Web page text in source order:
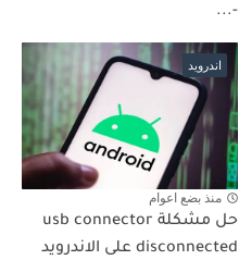
-...
اندرويد
منذ بضع اعوام
حل مشكلة usb connector
disconnected على الاندرويد